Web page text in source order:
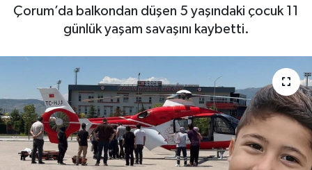
Çorum’da balkondan düşen 5 yaşındaki çocuk 11
günlük yaşam savaşını kaybetti.
Boğazkale
Dodurga
İskilip
Kargı
Süper Lig Puan Durumu ve Fikstür
Tüm Manşetler
Son Dakika Haberleri
Haber Arşivi